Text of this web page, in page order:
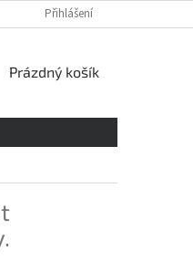
VŠE O NÁKUPU
Přihlášení
NÁKUPNÍ
Prázdný košík